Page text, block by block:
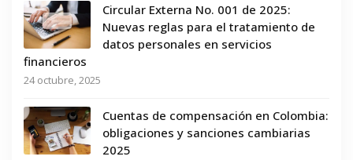
Circular Externa No. 001 de 2025:
Nuevas reglas para el tratamiento de
datos personales en servicios
financieros
24 octubre, 2025
Cuentas de compensación en Colombia:
obligaciones y sanciones cambiarias
2025